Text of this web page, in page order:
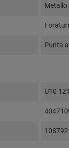
Metallo
Punta
U10